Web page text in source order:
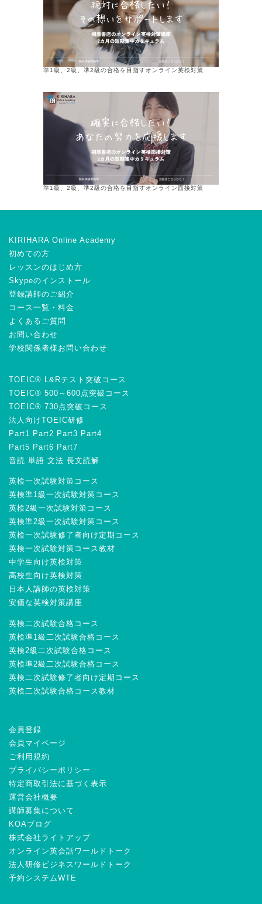
準1級、2級、準2級の合格を目指すオンライン英検対策
準1級、2級、準2級の合格を目指すオンライン面接対策
KIRIHARA Online Academy
初めての方
レッスンのはじめ方
Skypeのインストール
登録講師のご紹介
コース一覧・料金
よくあるご質問
お問い合わせ
学校関係者様お問い合わせ
TOEIC® L&Rテスト突破コース
TOEIC® 500～600点突破コース
TOEIC® 730点突破コース
法人向けTOEIC研修
Part1 Part2 Part3 Part4
Part5 Part6 Part7
音読 単語 文法 長文読解
英検一次試験対策コース
英検準1級一次試験対策コース
英検2級一次試験対策コース
英検準2級一次試験対策コース
英検一次試験修了者向け定期コース
英検一次試験対策コース教材
中学生向け英検対策
高校生向け英検対策
日本人講師の英検対策
安価な英検対策講座
英検二次試験合格コース
英検準1級二次試験合格コース
英検2級二次試験合格コース
英検準2級二次試験合格コース
英検二次試験修了者向け定期コース
英検二次試験合格コース教材
会員登録
会員マイページ
ご利用規約
プライバシーポリシー
特定商取引法に基づく表示
運営会社概要
講師募集について
KOAブログ
株式会社ライトアップ
オンライン英会話ワールドトーク
法人研修ビジネスワールドトーク
予約システムWTE